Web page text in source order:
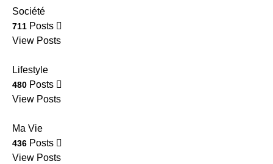
Société
711 Posts
View Posts
Lifestyle
480 Posts
View Posts
Ma Vie
436 Posts
View Posts